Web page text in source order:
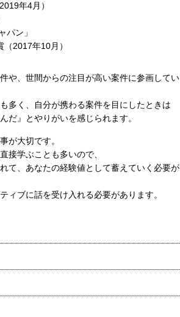
年4月）
パン」
2017年10月）
や、世間からの注目が高い案件に参画してい
多く、自分が携わる案件を目にしたときは
だ』とやりがいを感じられます。
が大切です。
接学ぶことも多いので、
て、あなたの経験値として蓄えていく必要が
ィブに話を受け入れる必要があります。